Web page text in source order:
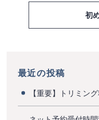
初
最近の投稿
【重要】トリミン